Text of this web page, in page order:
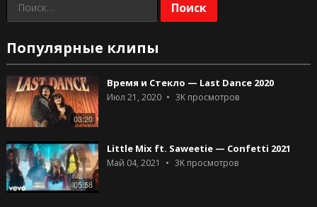
Популярные клипы
03:20
Время и Стекло — Last Dance 2020
Июл 21, 2020 3Kпросмотров
05:58
Little Mix ft. Saweetie — Confetti 2021
Май 04, 2021 3Kпросмотров